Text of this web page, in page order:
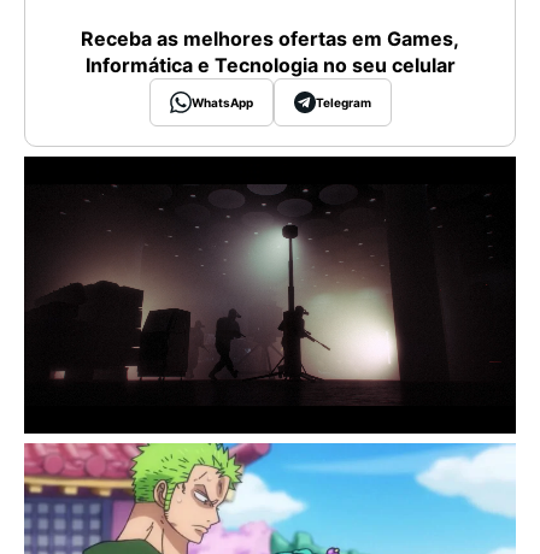
Receba as melhores ofertas em Games,
Informática e Tecnologia no seu celular
WhatsApp Telegram